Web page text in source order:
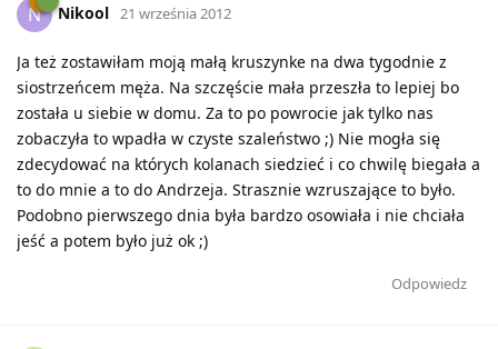
N Nikool 21 września 2012
Ja też zostawiłam moją małą kruszynke na dwa tygodnie z
siostrzeńcem męża. Na szczęście mała przeszła to lepiej bo
została u siebie w domu. Za to po powrocie jak tylko nas
zobaczyła to wpadła w czyste szaleństwo ;) Nie mogła się
zdecydować na których kolanach siedzieć i co chwilę biegała a
to do mnie a to do Andrzeja. Strasznie wzruszające to było.
Podobno pierwszego dnia była bardzo osowiała i nie chciała
jeść a potem było już ok ;)
Odpowiedz